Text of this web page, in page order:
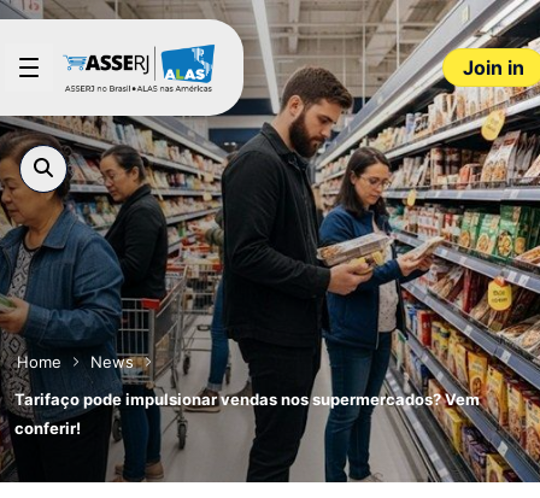
Skip to Main Content
Join in
Home
News
Tarifaço pode impulsionar vendas nos supermercados? Vem
conferir!